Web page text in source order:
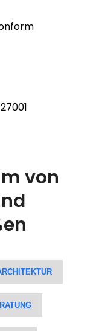
von